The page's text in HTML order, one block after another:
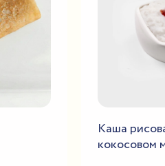
Каша
кокосовом